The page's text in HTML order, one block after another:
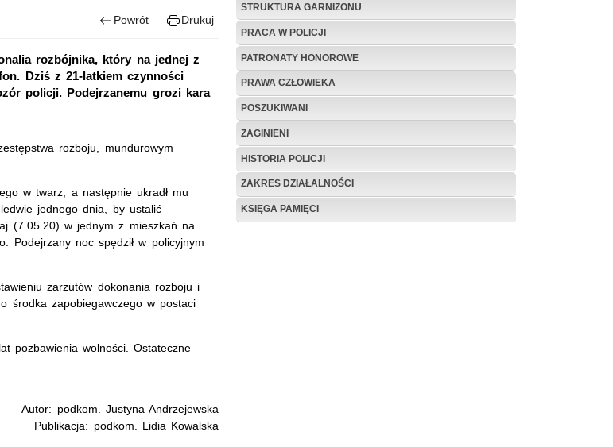
Powrót Drukuj
rozbójnika, który na jednej z
Dziś z 21-latkiem czynności
policji. Podejrzanemu grozi kara
rozboju, mundurowym
w twarz, a następnie ukradł mu
jednego dnia, by ustalić
(7.05.20) w jednym z mieszkań na
Podejrzany noc spędził w policyjnym
zarzutów dokonania rozboju i
środka zapobiegawczego w postaci
pozbawienia wolności. Ostateczne
Autor: podkom. Justyna Andrzejewska
Publikacja: podkom. Lidia Kowalska
STRUKTURA GARNIZONU
PRACA W POLICJI
PATRONATY HONOROWE
PRAWA CZŁOWIEKA
POSZUKIWANI
ZAGINIENI
HISTORIA POLICJI
ZAKRES DZIAŁALNOŚCI
KSIĘGA PAMIĘCI